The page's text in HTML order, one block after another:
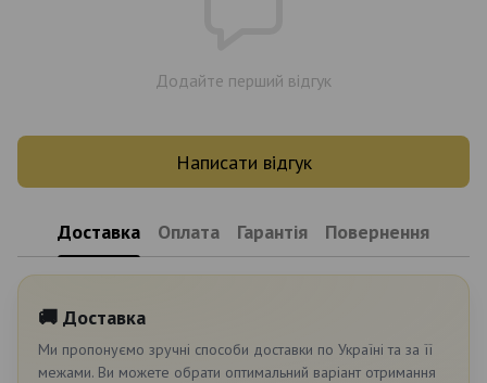
Додайте перший відгук
Написати відгук
Доставка Оплата Гарантія Повернення
🚚 Доставка
Ми пропонуємо зручні способи доставки по Україні та за її
межами. Ви можете обрати оптимальний варіант отримання